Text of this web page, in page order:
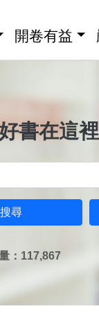
開卷有益
書在這裡
尋
：117,867